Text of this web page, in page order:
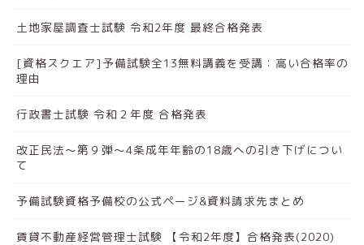
土地家屋調査士試験 令和2年度 最終合格発表
[資格スクエア]予備試験全13無料講義を受講：高い合格率の
理由
行政書士試験 令和２年度 合格発表
改正民法～第９弾～4条成年年齢の18歳への引き下げについ
て
予備試験資格予備校の公式ページ&資料請求先まとめ
賃貸不動産経営管理士試験 【令和2年度】合格発表(2020)